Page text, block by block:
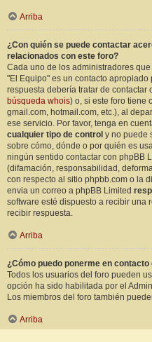
Arriba
¿Con quién se puede contactar
relacionados con este foro?
Cada uno de los administradores
"El Equipo" es un contacto
respuesta debería tratar de
búsqueda whois) o, si este foro tiene
gmail.com, hotmail.com, etc.), al
ese servicio. Por favor, tenga en
cualquier tipo de control y no puede
sobre cómo, dónde o por quién es
ningún sentido contactar con phpBB
(difamación, responsabilidad,
con respecto al sitio phpbb.com o la
envia un correo a phpBB Limited
software esté dispuesto a recibir una
recibir respuesta.
Arriba
¿Cómo puedo ponerme en
Todos los usuarios del foro pueden
opción ha sido habilitada por el
Los miembros del foro también
Arriba